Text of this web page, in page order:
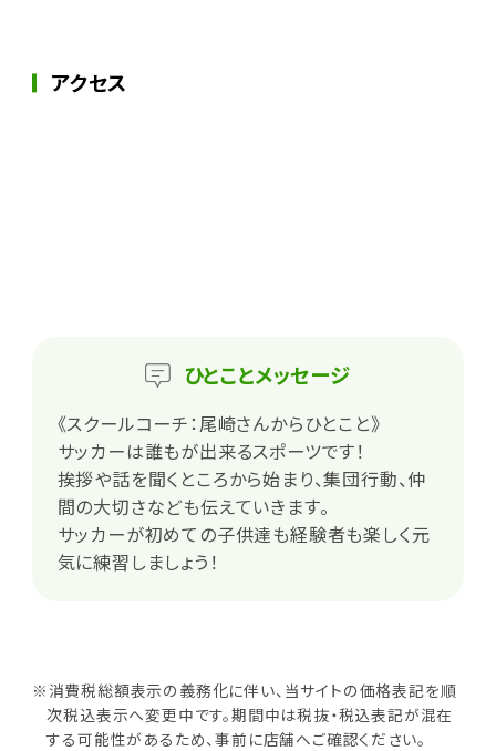
アクセス
ひとことメッセージ
《スクールコーチ：尾崎さんからひとこと》
サッカーは誰もが出来るスポーツです！
挨拶や話を聞くところから始まり、集団行動、仲
間の大切さなども伝えていきます。
サッカーが初めての子供達も経験者も楽しく元
気に練習しましょう！
※消費税総額表示の義務化に伴い、当サイトの価格表記を順
次税込表示へ変更中です。期間中は税抜・税込表記が混在
する可能性があるため、事前に店舗へご確認ください。